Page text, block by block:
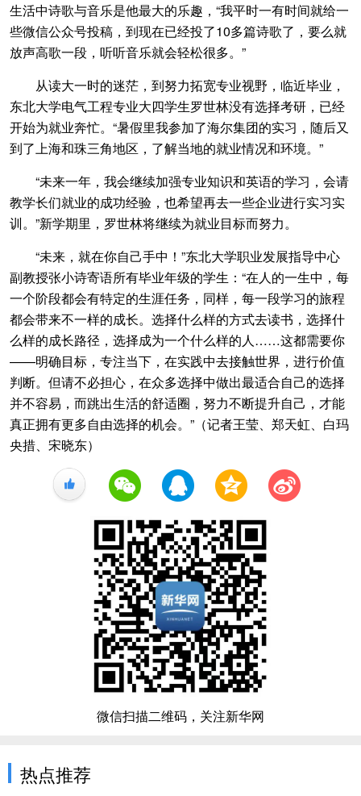
生活中诗歌与音乐是他最大的乐趣，“我平时一有时间就给一
些微信公众号投稿，到现在已经投了10多篇诗歌了，要么就
放声高歌一段，听听音乐就会轻松很多。”
从读大一时的迷茫，到努力拓宽专业视野，临近毕业，
东北大学电气工程专业大四学生罗世林没有选择考研，已经
开始为就业奔忙。“暑假里我参加了海尔集团的实习，随后又
到了上海和珠三角地区，了解当地的就业情况和环境。”
“未来一年，我会继续加强专业知识和英语的学习，会请
教学长们就业的成功经验，也希望再去一些企业进行实习实
训。”新学期里，罗世林将继续为就业目标而努力。
“未来，就在你自己手中！”东北大学职业发展指导中心
副教授张小诗寄语所有毕业年级的学生：“在人的一生中，每
一个阶段都会有特定的生涯任务，同样，每一段学习的旅程
都会带来不一样的成长。选择什么样的方式去读书，选择什
么样的成长路径，选择成为一个什么样的人……这都需要你
——明确目标，专注当下，在实践中去接触世界，进行价值
判断。但请不必担心，在众多选择中做出最适合自己的选择
并不容易，而跳出生活的舒适圈，努力不断提升自己，才能
真正拥有更多自由选择的机会。”（记者王莹、郑天虹、白玛
央措、宋晓东）
+1
微信扫描二维码，关注新华网
热点推荐